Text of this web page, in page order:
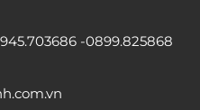
-0899.825868